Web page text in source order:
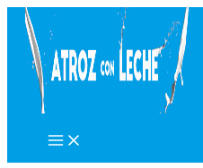
contenido